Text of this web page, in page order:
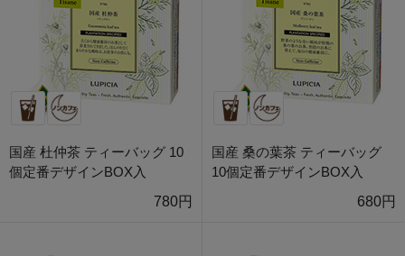
国産 杜仲茶 ティーバッグ 10
個定番デザインBOX入
780円
国産 桑の葉茶 ティーバッグ
10個定番デザインBOX入
680円